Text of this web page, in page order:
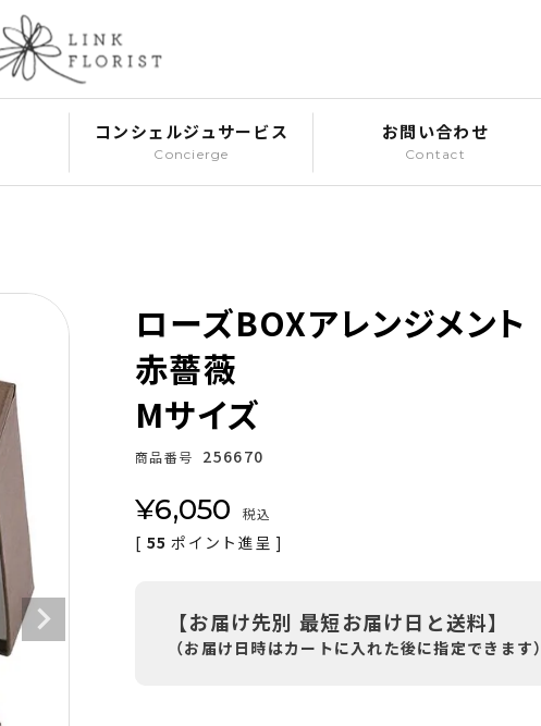
コンシェルジュサービス
Concierge
お問い合わせ
Contact
ローズBOXアレンジメント
赤薔薇
Mサイズ
商品番号 256670
¥6,050 税込
[ 55 ポイント進呈 ]
【お届け先別 最短お届け日と送料】
（お届け日時はカートに入れた後に指定できます）